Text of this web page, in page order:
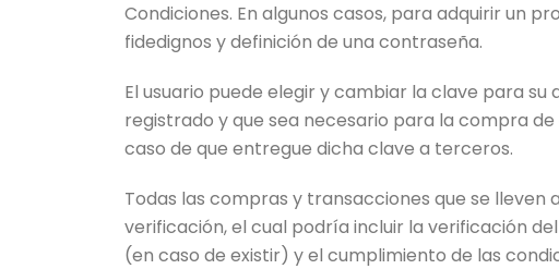
Condiciones. En algunos casos, para adquirir un
fidedignos y definición de una contraseña.
El usuario puede elegir y cambiar la clave para
registrado y que sea necesario para la compra
caso de que entregue dicha clave a terceros.
Todas las compras y transacciones que se
verificación, el cual podría incluir la verificación
(en caso de existir) y el cumplimiento de las